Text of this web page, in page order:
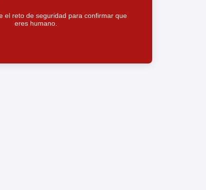
el reto de seguridad para confirmar que
eres humano.